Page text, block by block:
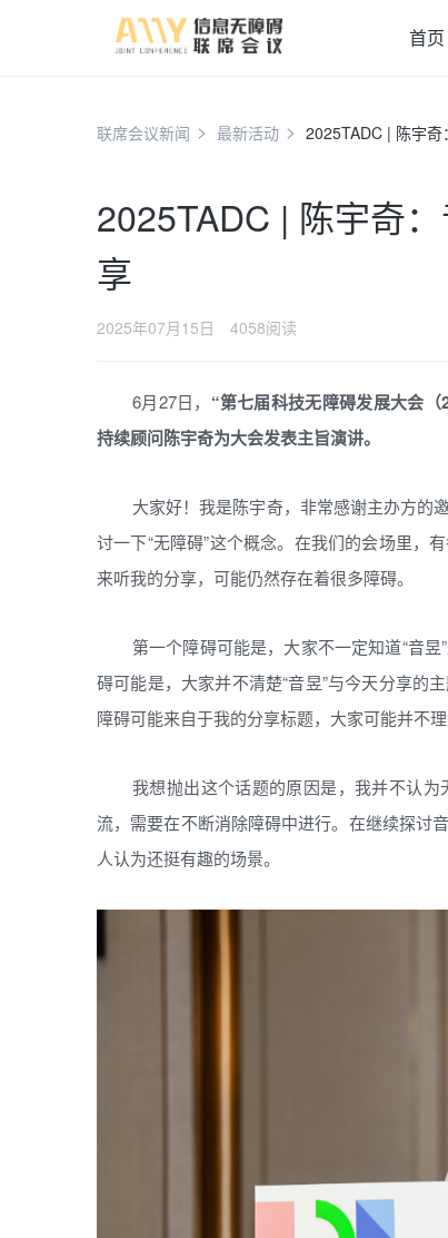
首页
联席会议新闻 最新活动 2025TADC | 陈宇
2025TADC | 陈宇奇
享
2025年07月15日 4058阅读
6月27日， “第七届科技无障碍发展大会
持续顾问陈宇奇为大会发表主旨演讲。
大家好！我是陈宇奇，非常感谢主办方的
讨一下“无障碍”这个概念。在我们的会场里，
来听我的分享，可能仍然存在着很多障碍。
第一个障碍可能是，大家不一定知道“音
碍可能是，大家并不清楚“音昱”与今天分享的
障碍可能来自于我的分享标题，大家可能并不理
我想抛出这个话题的原因是，我并不认
流，需要在不断消除障碍中进行。在继续探讨
人认为还挺有趣的场景。